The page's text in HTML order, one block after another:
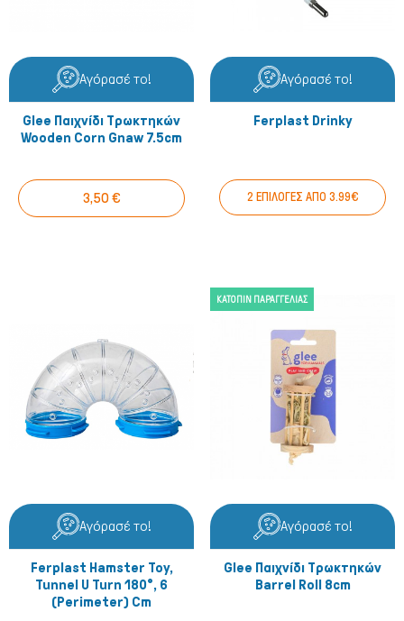
Αγόρασέ το!
Glee Παιχνίδι Τρωκτηκών
Wooden Corn Gnaw 7.5cm
3,50 €
Αγόρασέ το!
Ferplast Drinky
2 ΕΠΙΛΟΓΕΣ ΑΠΟ 3.99€
Αγόρασέ το!
Ferplast Hamster Toy,
Tunnel U Turn 180°, 6
(perimeter) Cm
ΚΑΤΌΠΙΝ ΠΑΡΑΓΓΕΛΊΑΣ
Αγόρασέ το!
Glee Παιχνίδι Τρωκτηκών
Barrel Roll 8cm